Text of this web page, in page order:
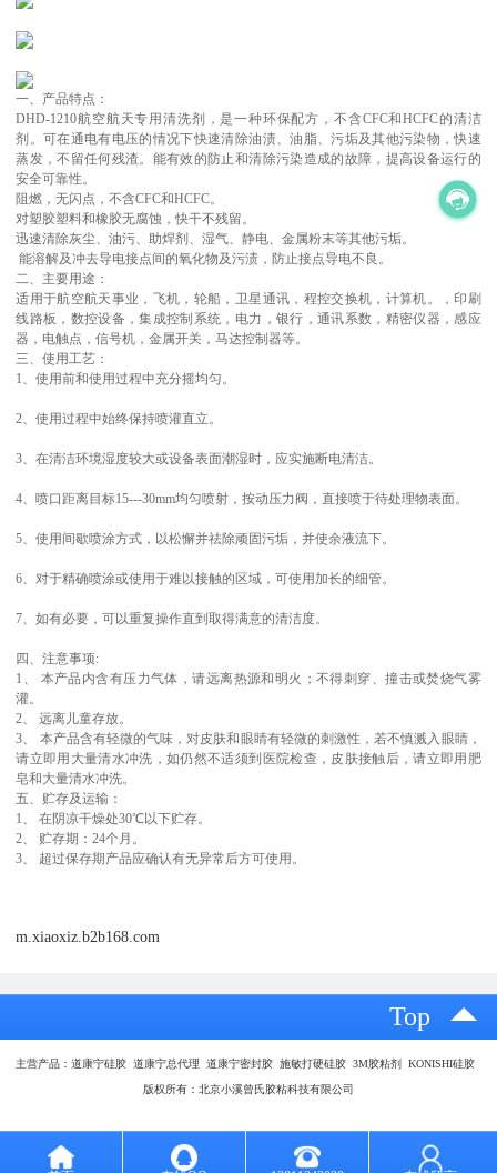
一、产品特点：
DHD-1210航空航天专用清洗剂，是一种环保配方，不含CFC和HCFC的清洁
剂。可在通电有电压的情况下快速清除油渍、油脂、污垢及其他污染物，快速
蒸发，不留任何残渣。能有效的防止和清除污染造成的故障，提高设备运行的
安全可靠性。
阻燃，无闪点，不含CFC和HCFC。
对塑胶塑料和橡胶无腐蚀，快干不残留。
迅速清除灰尘、油污、助焊剂、湿气、静电、金属粉末等其他污垢。
能溶解及冲去导电接点间的氧化物及污渍，防止接点导电不良。
二、主要用途：
适用于航空航天事业，飞机，轮船，卫星通讯，程控交换机，计算机。，印刷
线路板，数控设备，集成控制系统，电力，银行，通讯系数，精密仪器，感应
器，电触点，信号机，金属开关，马达控制器等。
三、使用工艺：
1、使用前和使用过程中充分摇均匀。
2、使用过程中始终保持喷灌直立。
3、在清洁环境湿度较大或设备表面潮湿时，应实施断电清洁。
4、喷口距离目标15---30mm均匀喷射，按动压力阀，直接喷于待处理物表面。
5、使用间歇喷涂方式，以松懈并祛除顽固污垢，并使余液流下。
6、对于精确喷涂或使用于难以接触的区域，可使用加长的细管。
7、如有必要，可以重复操作直到取得满意的清洁度。
四、注意事项:
1、 本产品内含有压力气体，请远离热源和明火；不得刺穿、撞击或焚烧气雾
灌。
2、 远离儿童存放。
3、 本产品含有轻微的气味，对皮肤和眼睛有轻微的刺激性，若不慎溅入眼睛，
请立即用大量清水冲洗，如仍然不适须到医院检查，皮肤接触后，请立即用肥
皂和大量清水冲洗。
五、贮存及运输：
1、 在阴凉干燥处30℃以下贮存。
2、 贮存期：24个月。
3、 超过保存期产品应确认有无异常后方可使用。
m.xiaoxiz.b2b168.com
Top
主营产品：道康宁硅胶 道康宁总代理 道康宁密封胶 施敏打硬硅胶 3M胶粘剂 KONISHI硅胶
版权所有：北京小溪曾氏胶粘科技有限公司